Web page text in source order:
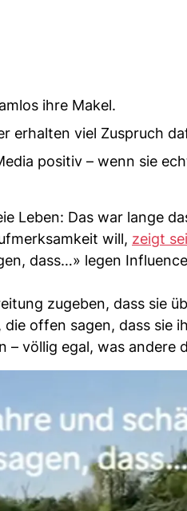
ihre Makel.
erhalten viel Zuspruch
positiv – wenn sie
Leben: Das war lange
will, zeigt
dass…» legen
zugeben, dass sie
offen sagen, dass sie
völlig egal, was andere